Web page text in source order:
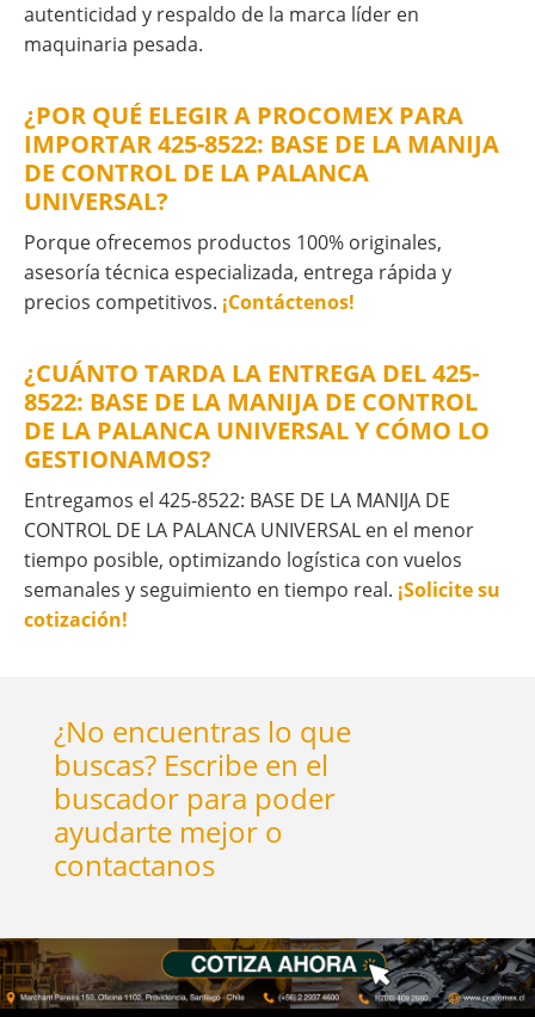
autenticidad y respaldo de la marca líder en
maquinaria pesada.
¿POR QUÉ ELEGIR A PROCOMEX PARA
IMPORTAR 425-8522: BASE DE LA MANIJA
DE CONTROL DE LA PALANCA
UNIVERSAL?
Porque ofrecemos productos 100% originales,
asesoría técnica especializada, entrega rápida y
precios competitivos. ¡Contáctenos!
¿CUÁNTO TARDA LA ENTREGA DEL 425-
8522: BASE DE LA MANIJA DE CONTROL
DE LA PALANCA UNIVERSAL Y CÓMO LO
GESTIONAMOS?
Entregamos el 425-8522: BASE DE LA MANIJA DE
CONTROL DE LA PALANCA UNIVERSAL en el menor
tiempo posible, optimizando logística con vuelos
semanales y seguimiento en tiempo real. ¡Solicite su
cotización!
¿No encuentras lo que
buscas? Escribe en el
buscador para poder
ayudarte mejor o
contactanos